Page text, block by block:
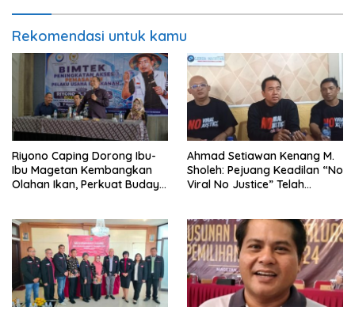
Rekomendasi untuk kamu
Riyono Caping Dorong Ibu-
Ibu Magetan Kembangkan
Olahan Ikan, Perkuat Budaya
Ahmad Setiawan Kenang M.
Sholeh: Pejuang Keadilan “No
Viral No Justice” Telah